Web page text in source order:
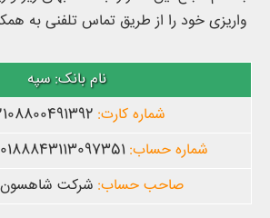
واریزی خود را از طریق تماس تلفنی به
سپه
شرکت شاهسون